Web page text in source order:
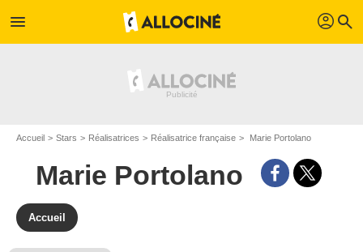
menu profil search
Accueil Stars Réalisatrices Réalisatrice française Marie Portolano
Marie Portolano
Accueil